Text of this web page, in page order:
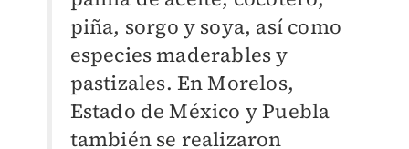
piña, sorgo y soya, así como
especies maderables y
pastizales. En Morelos,
Estado de México y Puebla
también se realizaron